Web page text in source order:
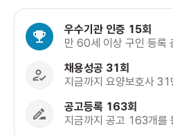
우수기관 인증 15회
만 60세 이상 구인 등록
채용성공 31회
지금까지 요양보호사 31
공고등록 163회
지금까지 공고 163개를